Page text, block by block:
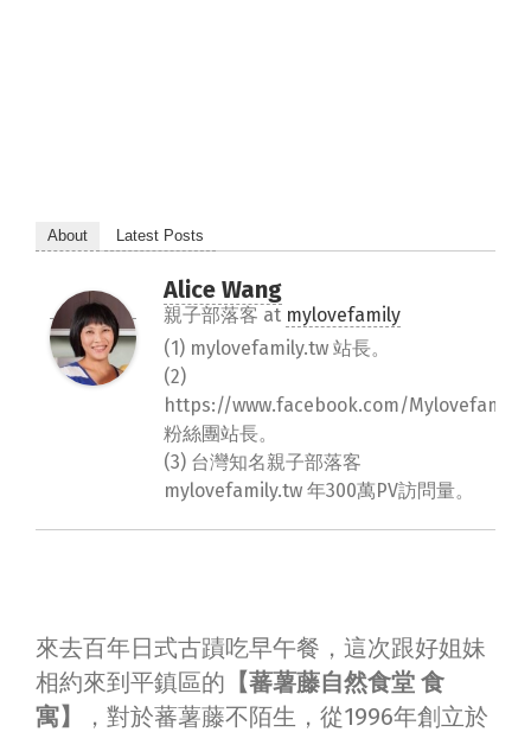
About Latest Posts
Alice Wang
親子部落客 at mylovefamily
(1) mylovefamily.tw 站長。
(2)
https://www.facebook.com/
粉絲團站長。
(3) 台灣知名親子部落客
mylovefamily.tw 年300萬PV訪問量。
來去百年日式古蹟吃早午餐，這次跟好姐妹
相約來到 平鎮區的 【蕃薯藤自然食堂 食
寓】
，對於蕃薯藤不陌生，從1996年創立於